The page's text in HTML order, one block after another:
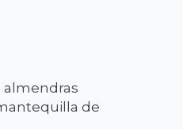
almendras
de